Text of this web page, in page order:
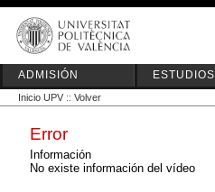
ADMISIÓN ESTUDIOS
Inicio UPV :: Volver
Error
Información
No existe información del vídeo